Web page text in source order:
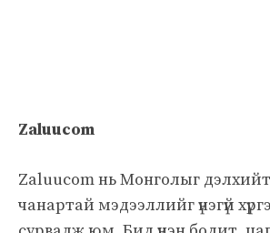
Zaluucom
Zaluucom нь Монголыг
чанартай мэдээллийг үнэгүй